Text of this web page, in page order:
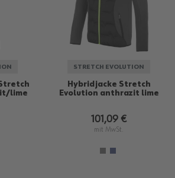
lime
STRETCH EVOLUTION
Hybridjacke Stretch
Evolution anthrazit lime
101,09 €
mit MwSt.